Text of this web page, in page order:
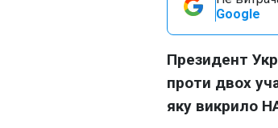
Google
Президент
проти двох
яку викрило